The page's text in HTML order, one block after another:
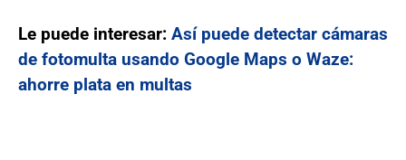
Le puede interesar: Así puede detectar cámaras
de fotomulta usando Google Maps o Waze:
ahorre plata en multas